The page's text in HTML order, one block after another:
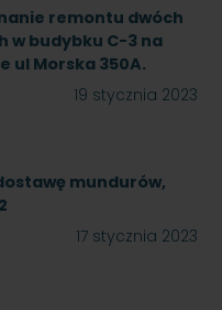
remontu dwóch
w budybku C-3 na
ul Morska 350A.
19 stycznia 2023
mundurów,
17 stycznia 2023